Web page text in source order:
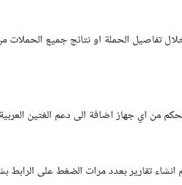
تفاصيل الحملة او نتائج جميع
من اي جهاز اضافة الى دعم الغتين العربية
انشاء تقارير بعدد مرات الضغط على